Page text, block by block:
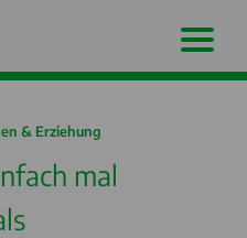
& Erziehung
mal